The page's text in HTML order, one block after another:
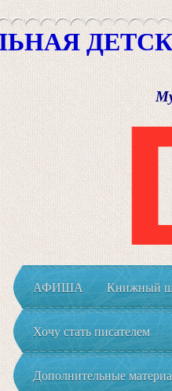
АФИША Книжный
Хочу стать писателем
Дополнительные